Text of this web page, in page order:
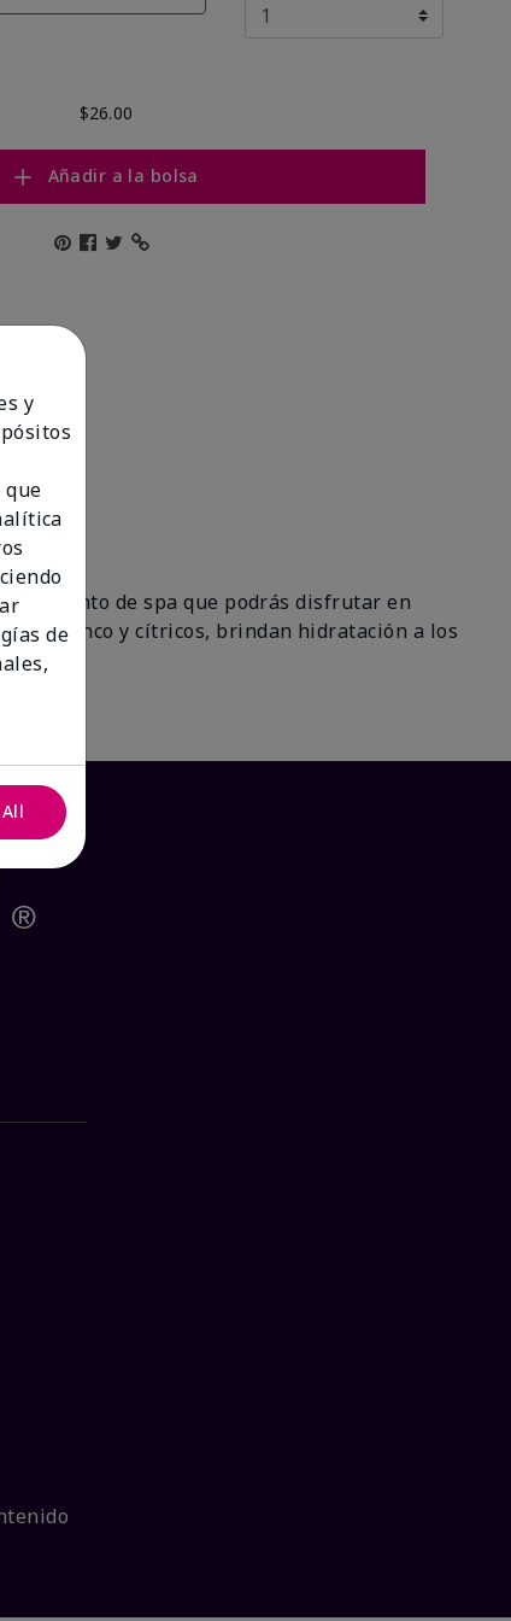
$26.00
Añadir a la bolsa
de spa que podrás disfrutar en
té blanco y cítricos, brindan hidratación a los
y
de